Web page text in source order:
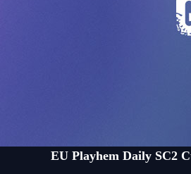
EU Playhem Daily SC2